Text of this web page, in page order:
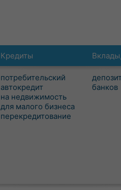
Кредиты
потребительский
автокредит
на недвижимость
для малого бизнеса
перекредитование
банков